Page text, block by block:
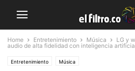
Home Entretenimiento Música
LG y
audio de alta fidelidad con inteligencia
Entretenimiento Música